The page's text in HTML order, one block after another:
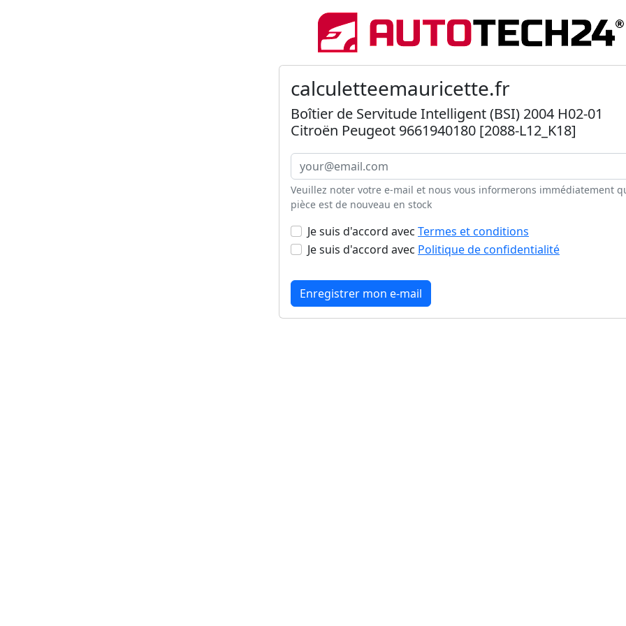
calculetteemauricette.fr
Boîtier de Servitude Intelligent (BSI) 2004 H02-01
Citroën Peugeot 9661940180 [2088-L12_K18]
Veuillez noter votre e-mail et nous vous informerons immédiatement
pièce est de nouveau en stock
Je suis d'accord avec Termes et conditions
Je suis d'accord avec Politique de confidentialité
Enregistrer mon e-mail